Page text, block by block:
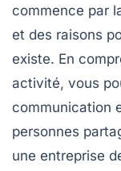
commence par
et des raisons
existe. En
activité, vous
communication
personnes
une entreprise